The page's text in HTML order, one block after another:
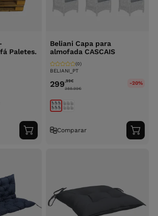
Paletes.
Adicionar
ao
Beliani Capa para
almofada CASCAIS
BELIANI_PT
(0)
299,99€
388.99€
-20%
Comparar
ao